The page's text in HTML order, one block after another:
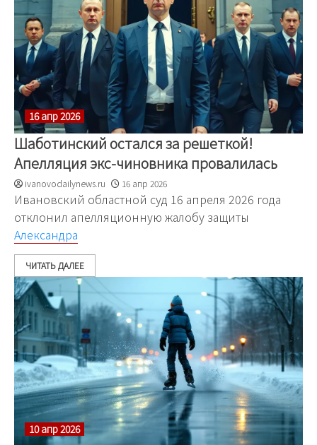
16 апр 2026
Шаботинский остался за решеткой!
Апелляция экс-чиновника провалилась
ivanovodailynews.ru 16 апр 2026
Ивановский областной суд 16 апреля 2026 года
отклонил апелляционную жалобу защиты
Александра
ЧИТАТЬ ДАЛЕЕ
10 апр 2026